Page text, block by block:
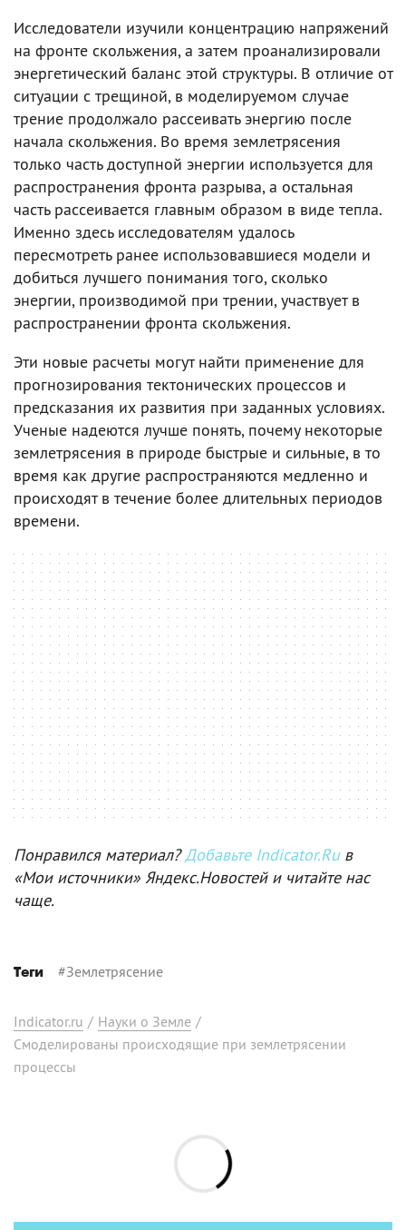
Исследователи изучили концентрацию напряжений
на фронте скольжения, а затем проанализировали
энергетический баланс этой структуры. В отличие от
ситуации с трещиной, в моделируемом случае
трение продолжало рассеивать энергию после
начала скольжения. Во время землетрясения
только часть доступной энергии используется для
распространения фронта разрыва, а остальная
часть рассеивается главным образом в виде тепла.
Именно здесь исследователям удалось
пересмотреть ранее использовавшиеся модели и
добиться лучшего понимания того, сколько
энергии, производимой при трении, участвует в
распространении фронта скольжения.
Эти новые расчеты могут найти применение для
прогнозирования тектонических процессов и
предсказания их развития при заданных условиях.
Ученые надеются лучше понять, почему некоторые
землетрясения в природе быстрые и сильные, в то
время как другие распространяются медленно и
происходят в течение более длительных периодов
времени.
Понравился материал?Добавьте Indicator.Ruв
«Мои источники» Яндекс.Новостей и читайте нас
чаще.
Теги #Землетрясение
Indicator.ru / Науки о Земле /
Смоделированы происходящие при землетрясении
процессы